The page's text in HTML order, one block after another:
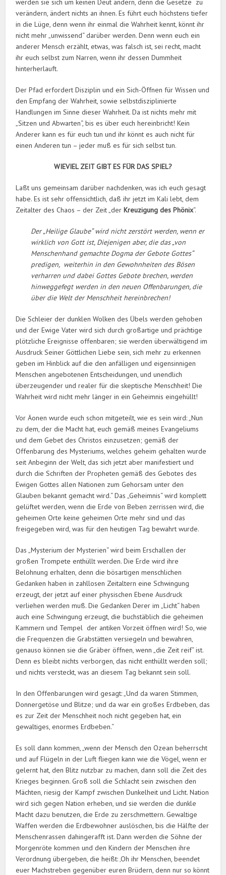
werden sie sich um keinen Deut ändern, denn die Gesetze zu
verändern, ändert nichts an ihnen. Es führt euch höchstens tiefer
in die Lüge, denn wenn ihr einmal die Wahrheit kennt, könnt ihr
nicht mehr „unwissend“ darüber werden. Denn wenn euch ein
anderer Mensch erzählt, etwas, was falsch ist, sei recht, macht
ihr euch selbst zum Narren, wenn ihr dessen Dummheit
hinterherlauft.
Der Pfad erfordert Disziplin und ein Sich-Öffnen für Wissen und
den Empfang der Wahrheit, sowie selbstdisziplinierte
Handlungen im Sinne dieser Wahrheit. Da ist nichts mehr mit
„Sitzen und Abwarten“, bis es über euch hereinbricht! Kein
Anderer kann es für euch tun und ihr könnt es auch nicht für
einen Anderen tun – jeder muß es für sich selbst tun.
WIEVIEL ZEIT GIBT ES FÜR DAS SPIEL?
Laßt uns gemeinsam darüber nachdenken, was ich euch gesagt
habe. Es ist sehr offensichtlich, daß ihr jetzt im Kali lebt, dem
Zeitalter des Chaos – der Zeit „derKreuzigung des Phönix“.
Der „Heilige Glaube“ wird nicht zerstört werden, wenn er
wirklich von Gott ist, Diejenigen aber, die das „von
Menschenhand gemachte Dogma der Gebote Gottes“
predigen, weiterhin in den Gewohnheiten des Bösen
verharren und dabei Gottes Gebote brechen, werden
hinweggefegt werden in den neuen Offenbarungen, die
über die Welt der Menschheit hereinbrechen!
Die Schleier der dunklen Wolken des Übels werden gehoben
und der Ewige Vater wird sich durch großartige und prächtige
plötzliche Ereignisse offenbaren; sie werden überwältigend im
Ausdruck Seiner Göttlichen Liebe sein, sich mehr zu erkennen
geben im Hinblick auf die den anfälligen und eigensinnigen
Menschen angebotenen Entscheidungen, und unendlich
überzeugender und realer für die skeptische Menschheit! Die
Wahrheit wird nicht mehr länger in ein Geheimnis eingehüllt!
Vor Äonen wurde euch schon mitgeteilt, wie es sein wird: „Nun
zu dem, der die Macht hat, euch gemäß meines Evangeliums
und dem Gebet des Christos einzusetzen; gemäß der
Offenbarung des Mysteriums, welches geheim gehalten wurde
seit Anbeginn der Welt, das sich jetzt aber manifestiert und
durch die Schriften der Propheten gemäß des Gebotes des
Ewigen Gottes allen Nationen zum Gehorsam unter den
Glauben bekannt gemacht wird.“ Das „Geheimnis“ wird komplett
gelüftet werden, wenn die Erde von Beben zerrissen wird, die
geheimen Orte keine geheimen Orte mehr sind und das
freigegeben wird, was für den heutigen Tag bewahrt wurde.
Das „Mysterium der Mysterien“ wird beim Erschallen der
großen Trompete enthüllt werden. Die Erde wird ihre
Belohnung erhalten, denn die bösartigen menschlichen
Gedanken haben in zahllosen Zeitaltern eine Schwingung
erzeugt, der jetzt auf einer physischen Ebene Ausdruck
verliehen werden muß. Die Gedanken Derer im „Licht“ haben
auch eine Schwingung erzeugt, die buchstäblich die geheimen
Kammern und Tempel der antiken Vorzeit öffnen wird! So, wie
die Frequenzen die Grabstätten versiegeln und bewahren,
genauso können sie die Gräber öffnen, wenn „die Zeit reif“ ist.
Denn es bleibt nichts verborgen, das nicht enthüllt werden soll;
und nichts versteckt, was an diesem Tag bekannt sein soll.
In den Offenbarungen wird gesagt: „Und da waren Stimmen,
Donnergetöse und Blitze; und da war ein großes Erdbeben, das
es zur Zeit der Menschheit noch nicht gegeben hat, ein
gewaltiges, enormes Erdbeben.“
Es soll dann kommen, „wenn der Mensch den Ozean beherrscht
und auf Flügeln in der Luft fliegen kann wie die Vögel, wenn er
gelernt hat, den Blitz nutzbar zu machen, dann soll die Zeit des
Krieges beginnen. Groß soll die Schlacht sein zwischen den
Mächten, riesig der Kampf zwischen Dunkelheit und Licht. Nation
wird sich gegen Nation erheben, und sie werden die dunkle
Macht dazu benutzen, die Erde zu zerschmettern. Gewaltige
Waffen werden die Erdbewohner auslöschen, bis die Hälfte der
Menschenrassen dahingerafft ist. Dann werden die Söhne der
Morgenröte kommen und den Kindern der Menschen ihre
Verordnung übergeben, die heißt: ‚Oh ihr Menschen, beendet
euer Machstreben gegenüber euren Brüdern, denn nur so könnt